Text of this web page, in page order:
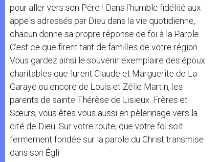
pour aller vers son Père ! Dans l’humble fidélité aux
appels adressés par Dieu dans la vie quotidienne,
chacun donne sa propre réponse de foi à la Parole.
C’est ce que firent tant de familles de votre région.
Vous gardez ainsi le souvenir exemplaire des époux
charitables que furent Claude et Marguerite de La
Garaye ou encore de Louis et Zélie Martin, les
parents de sainte Thérèse de Lisieux. Frères et
Sœurs, vous êtes vous aussi en pèlerinage vers la
cité de Dieu. Sur votre route, que votre foi soit
fermement fondée sur la parole du Christ transmise
dans son Égli